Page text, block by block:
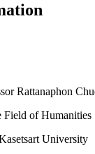
Rattanaphon
Field of Humanities
University